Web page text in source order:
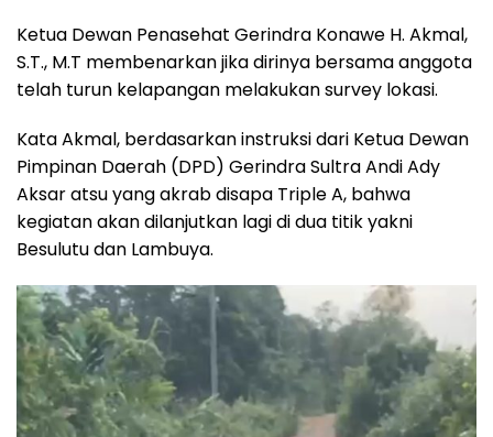
Ketua Dewan Penasehat Gerindra Konawe H. Akmal,
S.T., M.T membenarkan jika dirinya bersama anggota
telah turun kelapangan melakukan survey lokasi.
Kata Akmal, berdasarkan instruksi dari Ketua Dewan
Pimpinan Daerah (DPD) Gerindra Sultra Andi Ady
Aksar atsu yang akrab disapa Triple A, bahwa
kegiatan akan dilanjutkan lagi di dua titik yakni
Besulutu dan Lambuya.